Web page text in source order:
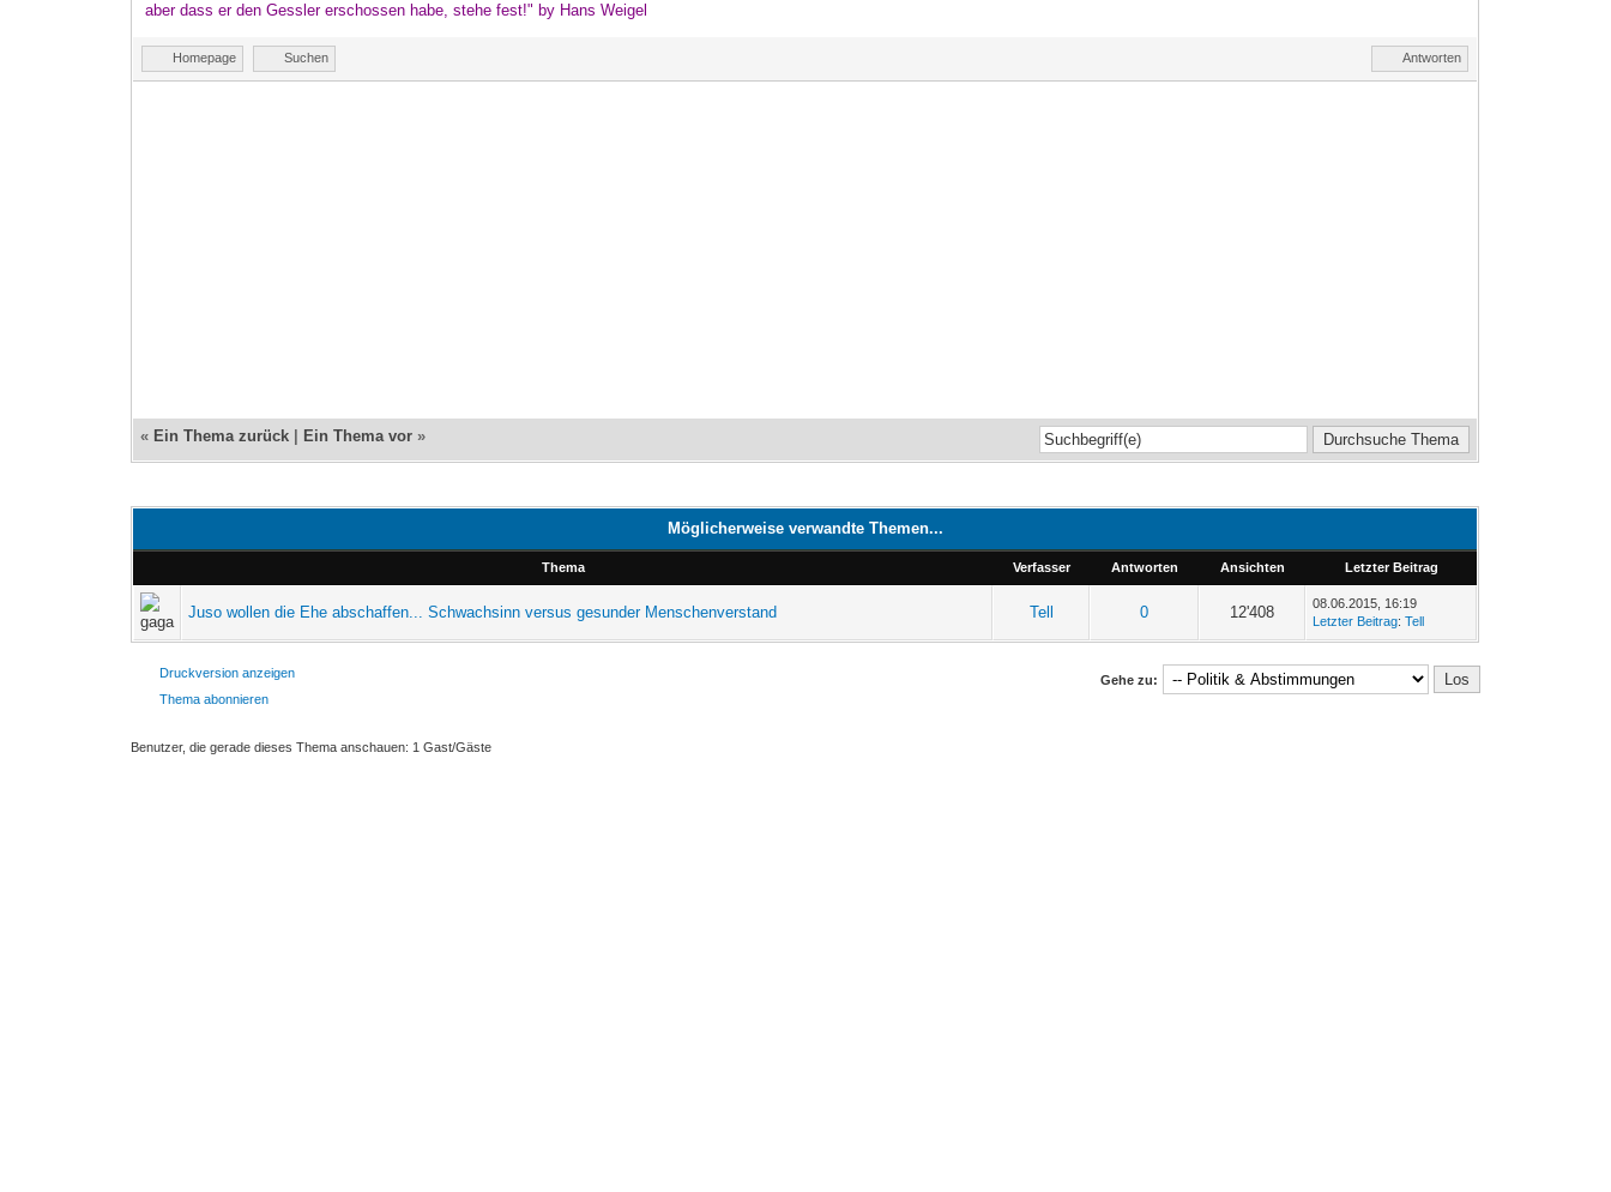
aber dass er den Gessler erschossen habe, stehe fest!" by Hans Weigel
Homepage Suchen Antworten
« Ein Thema zurück Ein Thema vor »
Möglicherweise verwandte Themen...
Thema Verfasser Antworten Ansichten Letzter Beitrag
Juso wollen die Ehe abschaffen... Schwachsinn versus gesunder Menschenverstand Tell 0 12'408
08.06.2015, 16:19
Letzter Beitrag:Tell
Druckversion anzeigen
Thema abonnieren
Gehe zu:
Benutzer, die gerade dieses Thema anschauen: 1 Gast/Gäste